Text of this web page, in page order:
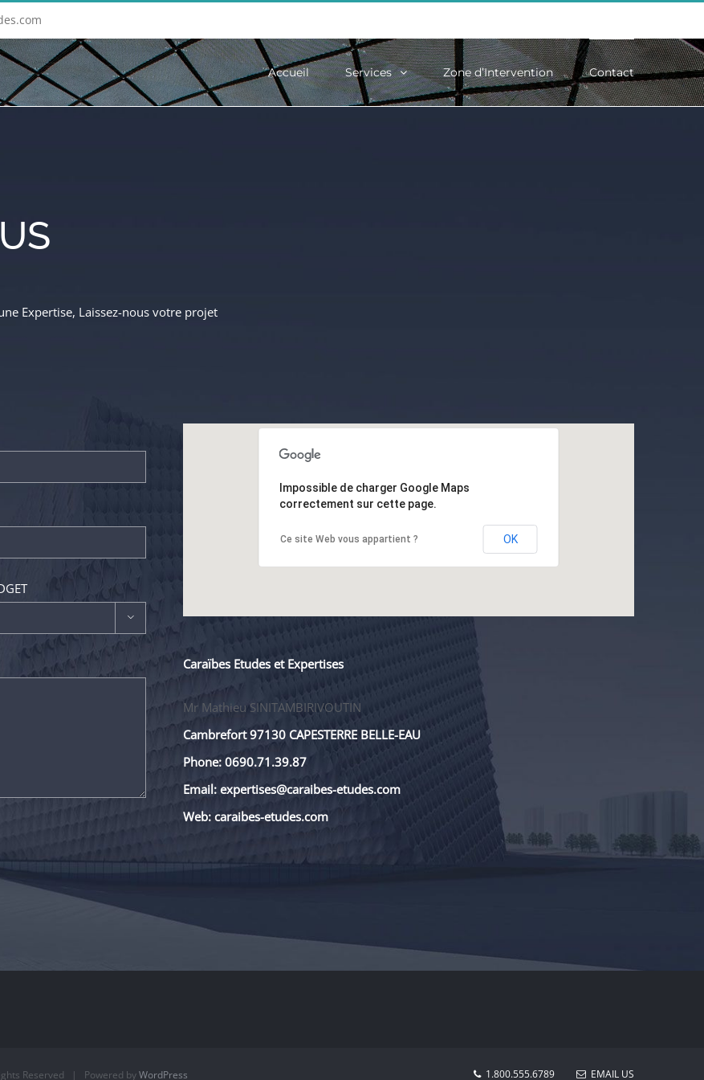
Accueil Services Zone d’Intervention Contact
Expertise, Laissez-nous votre projet

Impossible de charger Google Maps
correctement sur cette page.
Ce site Web vous appartient ? OK
Caraïbes Etudes et Expertises
Mr Mathieu SINITAMBIRIVOUTIN
Cambrefort 97130 CAPESTERRE BELLE-EAU
Phone: 0690.71.39.87
Email: expertises@caraibes-etudes.com
Web: caraibes-etudes.com
Reserved | Powered byWordPress 1.800.555.6789 EMAIL US